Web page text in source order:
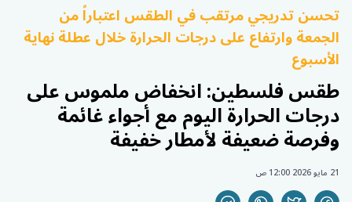
تحسن تدريجي مرتقب في الطقس اعتباراً من
الجمعة وارتفاع على درجات الحرارة خلال عطلة نهاية
الأسبوع
طقس فلسطين: انخفاض ملموس على
درجات الحرارة اليوم مع أجواء غائمة
وفرصة ضعيفة لأمطار خفيفة
21 مايو 2026 12:00 ص